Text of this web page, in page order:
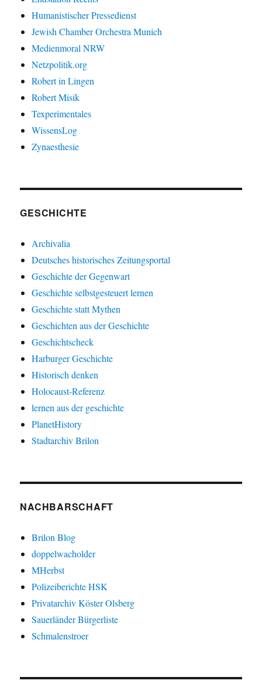
Humanistischer Pressedienst
Jewish Chamber Orchestra Munich
Medienmoral NRW
Netzpolitik.org
Robert in Lingen
Robert Misik
Texperimentales
WissensLog
Zynaesthesie
GESCHICHTE
Archivalia
Deutsches historisches Zeitungsportal
Geschichte der Gegenwart
Geschichte selbstgesteuert lernen
Geschichte statt Mythen
Geschichten aus der Geschichte
Geschichtscheck
Harburger Geschichte
Historisch denken
Holocaust-Referenz
lernen aus der geschichte
PlanetHistory
Stadtarchiv Brilon
NACHBARSCHAFT
Brilon Blog
doppelwacholder
MHerbst
Polizeiberichte HSK
Privatarchiv Köster Olsberg
Sauerländer Bürgerliste
Schmalenstroer